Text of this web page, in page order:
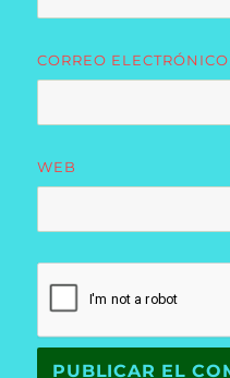
CORREO ELECTRÓNICO
WEB